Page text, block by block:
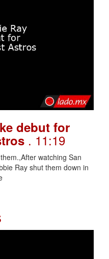
debut for
. 11:19
watching San
Ray shut them down in